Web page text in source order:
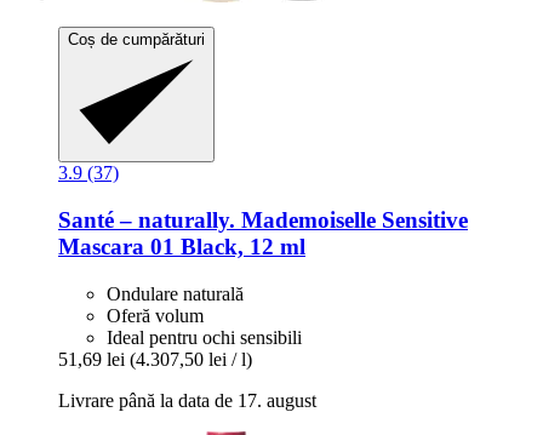
Coș de cumpărături
3.9 (37)
Santé – naturally. Mademoiselle Sensitive
Mascara 01 Black, 12 ml
Ondulare naturală
Oferă volum
Ideal pentru ochi sensibili
51,69 lei (4.307,50 lei / l)
Livrare până la data de 17. august